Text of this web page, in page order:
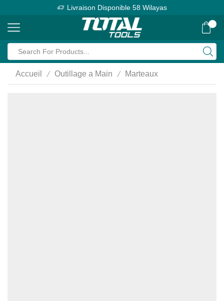
Livraison Disponible 58 Wilayas
input
Accueil / Outillage a Main / Marteaux